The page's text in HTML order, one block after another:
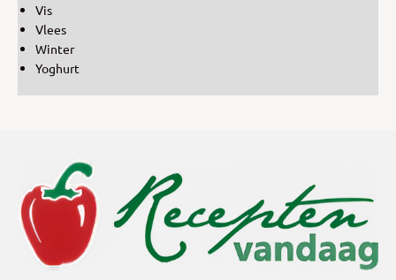
Vis
Vlees
Winter
Yoghurt